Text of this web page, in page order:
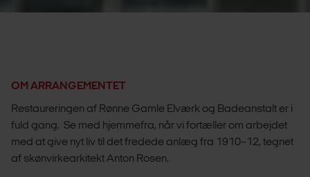
OM ARRANGEMENTET
Restaureringen af Rønne Gamle Elværk og Badeanstalt er i
fuld gang. Se med hjemmefra, når vi fortæller om arbejdet
med at give nyt liv til det fredede anlæg fra 1910–12, tegnet
af skønvirkearkitekt Anton Rosen.